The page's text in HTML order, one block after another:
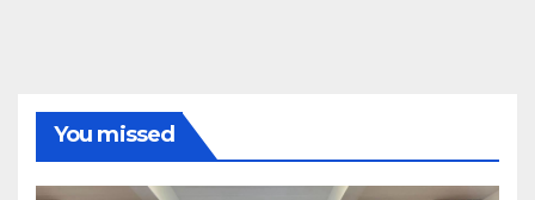
You missed